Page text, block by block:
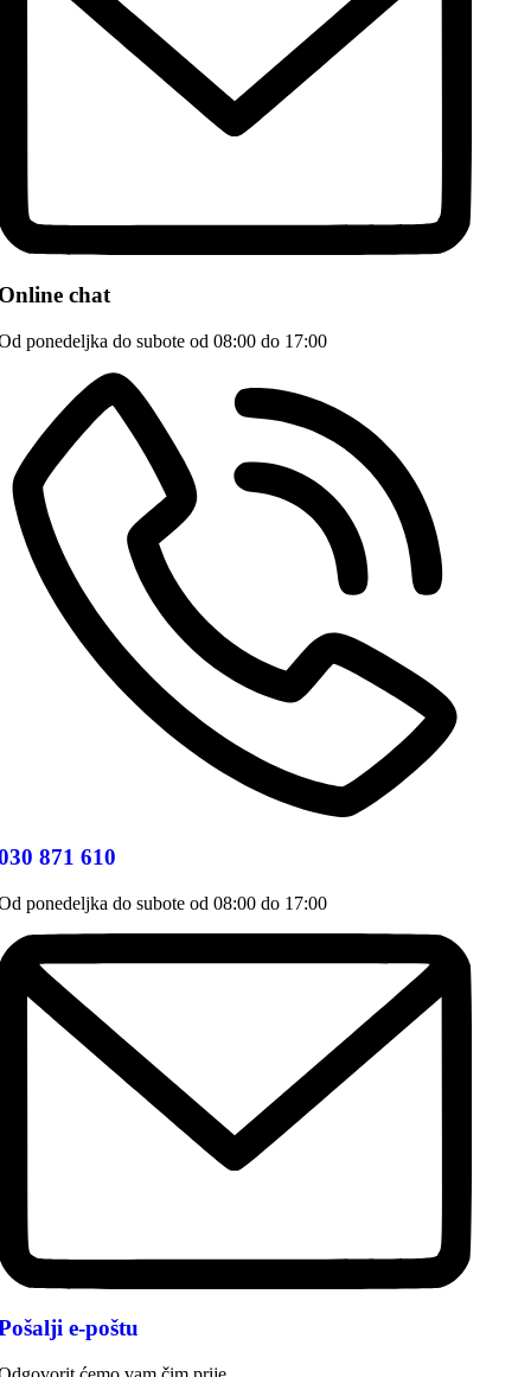
chat
ponedeljka do subote od 08:00 do 17:00
871 610
ponedeljka do subote od 08:00 do 17:00
e-poštu